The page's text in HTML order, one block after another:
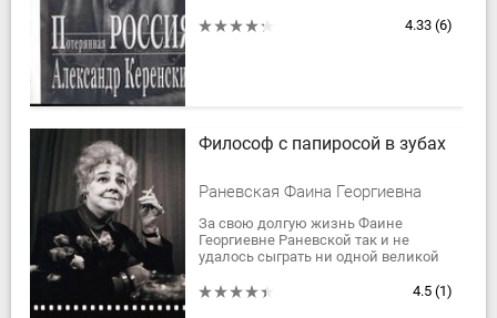
публиковавшиеся с 1920–х годов в
4.33 (6)
Философ с папиросой в зубах
Раневская Фаина Георгиевна
За свою долгую жизнь Фаине
Георгиевне Раневской так и не
удалось сыграть ни одной великой
пальцам можно перечесть все ее
4.5 (1)